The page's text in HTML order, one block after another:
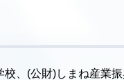
、(公財)しまね産業振